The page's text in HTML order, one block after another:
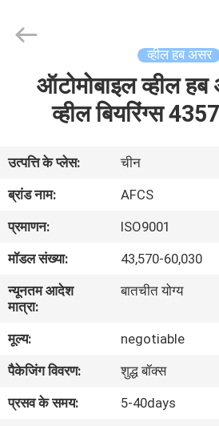
वीडियो
हमारे
बारे
में
कारखाने
का
दौरा
PARTS
व्हील हब असर
ऑटोमोबाइल व्हील
व्हील बियरिंग्स
उत्पत्ति के प्लेस:
चीन
ब्रांड नाम:
AFCS
प्रमाणन:
ISO9001
मॉडल संख्या:
43,570-60,030
न्यूनतम आदेश
मात्रा:
बातचीत योग्य
मूल्य:
negotiable
पैकेजिंग विवरण:
शुद्ध बॉक्स
प्रसव के समय:
5-40days